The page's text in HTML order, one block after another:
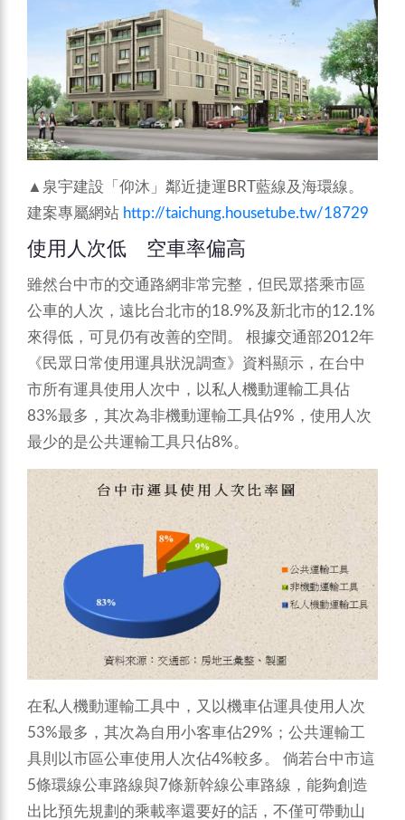
▲泉宇建設「仰沐」鄰近捷運BRT藍線及海環線。
建案專屬網站 http://taichung.housetube.tw/18729
使用人次低 空車率偏高
雖然台中市的交通路網非常完整，但民眾搭乘市區
公車的人次，遠比台北市的18.9%及新北市的12.1%
來得低，可見仍有改善的空間。 根據交通部2012年
《民眾日常使用運具狀況調查》資料顯示，在台中
市所有運具使用人次中，以私人機動運輸工具佔
83%最多，其次為非機動運輸工具佔9%，使用人次
最少的是公共運輸工具只佔8%。
在私人機動運輸工具中，又以機車佔運具使用人次
53%最多，其次為自用小客車佔29%；公共運輸工
具則以市區公車使用人次佔4%較多。 倘若台中市這
5條環線公車路線與7條新幹線公車路線，能夠創造
出比預先規劃的乘載率還要好的話，不僅可帶動山